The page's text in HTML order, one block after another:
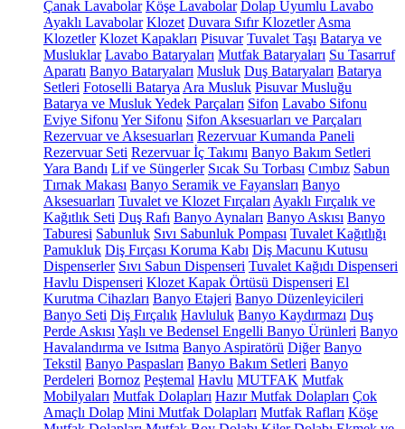
Çanak Lavabolar Köşe Lavabolar Dolap Uyumlu Lavabo
Ayaklı Lavabolar Klozet Duvara Sıfır Klozetler Asma
Klozetler Klozet Kapakları Pisuvar Tuvalet Taşı Batarya ve
Musluklar Lavabo Bataryaları Mutfak Bataryaları Su Tasarruf
Aparatı Banyo Bataryaları Musluk Duş Bataryaları Batarya
Setleri Fotoselli Batarya Ara Musluk Pisuvar Musluğu
Batarya ve Musluk Yedek Parçaları Sifon Lavabo Sifonu
Eviye Sifonu Yer Sifonu Sifon Aksesuarları ve Parçaları
Rezervuar ve Aksesuarları Rezervuar Kumanda Paneli
Rezervuar Seti Rezervuar İç Takımı Banyo Bakım Setleri
Yara Bandı Lif ve Süngerler Sıcak Su Torbası Cımbız Sabun
Tırnak Makası Banyo Seramik ve Fayansları Banyo
Aksesuarları Tuvalet ve Klozet Fırçaları Ayaklı Fırçalık ve
Kağıtlık Seti Duş Rafı Banyo Aynaları Banyo Askısı Banyo
Taburesi Sabunluk Sıvı Sabunluk Pompası Tuvalet Kağıtlığı
Pamukluk Diş Fırçası Koruma Kabı Diş Macunu Kutusu
Dispenserler Sıvı Sabun Dispenseri Tuvalet Kağıdı Dispenseri
Havlu Dispenseri Klozet Kapak Örtüsü Dispenseri El
Kurutma Cihazları Banyo Etajeri Banyo Düzenleyicileri
Banyo Seti Diş Fırçalık Havluluk Banyo Kaydırmazı Duş
Perde Askısı Yaşlı ve Bedensel Engelli Banyo Ürünleri Banyo
Havalandırma ve Isıtma Banyo Aspiratörü Diğer Banyo
Tekstil Banyo Paspasları Banyo Bakım Setleri Banyo
Perdeleri Bornoz Peştemal Havlu MUTFAK Mutfak
Mobilyaları Mutfak Dolapları Hazır Mutfak Dolapları Çok
Amaçlı Dolap Mini Mutfak Dolapları Mutfak Rafları Köşe